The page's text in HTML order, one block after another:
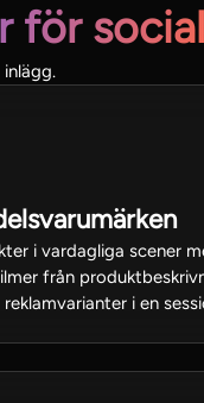
för
i vardagliga scener
från
reklamvarianter i en